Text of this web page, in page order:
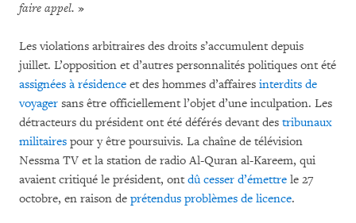
faire appel. »
Les violations arbitraires des droits s’accumulent depuis
juillet. L’opposition et d’autres personnalités politiques ont été
assignées à résidence et des hommes d’affaires interdits de
voyager sans être officiellement l’objet d’une inculpation. Les
détracteurs du président ont été déférés devant des tribunaux
militaires pour y être poursuivis. La chaîne de télévision
Nessma TV et la station de radio Al-Quran al-Kareem, qui
avaient critiqué le président, ont dû cesser d’émettre le 27
octobre, en raison de prétendus problèmes de licence.